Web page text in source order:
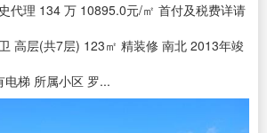
代理 134 万 10895.0元/㎡ 首付及税费详请
高层(共7层) 123㎡ 精装修 南北 2013年竣
梯 所属小区 罗...